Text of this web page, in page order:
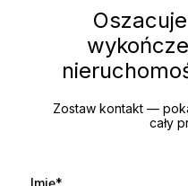
Zostaw kontakt —
cały